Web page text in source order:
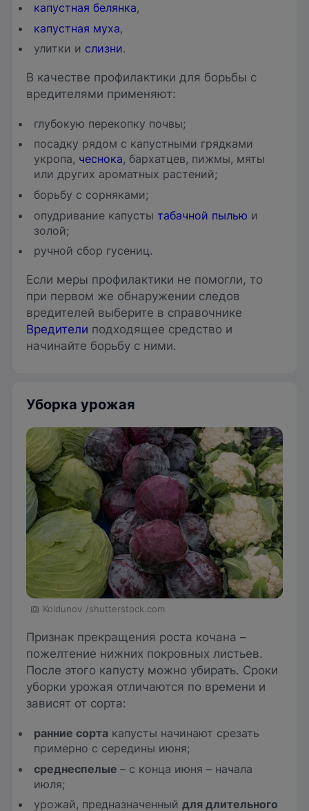
капустная белянка,
капустная муха,
улитки и слизни.
В качестве профилактики для борьбы с
вредителями применяют:
глубокую перекопку почвы;
посадку рядом с капустными грядками
укропа, чеснока, бархатцев, пижмы, мяты
или других ароматных растений;
борьбу с сорняками;
опудривание капустытабачной пылью и
золой;
ручной сбор гусениц.
Если меры профилактики не помогли, то
при первом же обнаружении следов
вредителей выберите в справочнике
Вредители подходящее средство и
начинайте борьбу с ними.
Уборка урожая
Koldunov /shutterstock.com
Признак прекращения роста кочана –
пожелтение нижних покровных листьев.
После этого капусту можно убирать. Сроки
уборки урожая отличаются по времени и
зависят от сорта:
ранние сорта капусты начинают срезать
примерно с середины июня;
среднеспелые– с конца июня – начала
июля;
урожай, предназначенныйдля длительного